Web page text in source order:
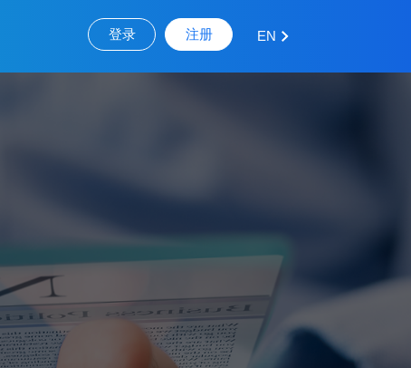
登录 注册 EN